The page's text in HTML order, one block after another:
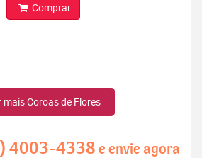
Comprar
mais Coroas de Flores
4003-4338 e envie agora